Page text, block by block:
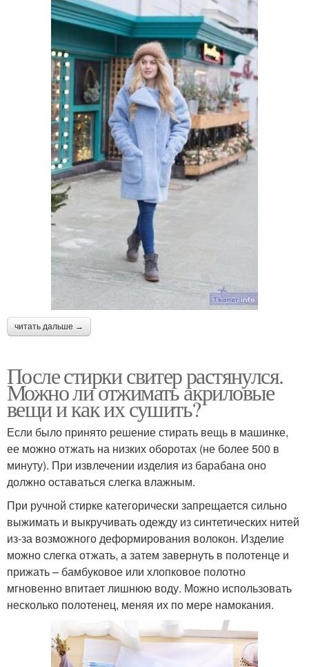
читать дальше →
После стирки свитер растянулся.
Можно ли отжимать акриловые
вещи и как их сушить?
Если было принято решение стирать вещь в машинке,
ее можно отжать на низких оборотах (не более 500 в
минуту). При извлечении изделия из барабана оно
должно оставаться слегка влажным.
При ручной стирке категорически запрещается сильно
выжимать и выкручивать одежду из синтетических нитей
из-за возможного деформирования волокон. Изделие
можно слегка отжать, а затем завернуть в полотенце и
прижать – бамбуковое или хлопковое полотно
мгновенно впитает лишнюю воду. Можно использовать
несколько полотенец, меняя их по мере намокания.